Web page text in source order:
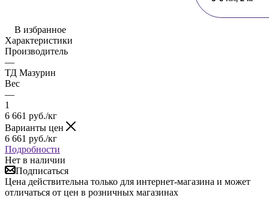
В избранное
Характеристики
Производитель
—
ТД Мазурин
Вес
—
1
6 661 руб./кг
Варианты цен
6 661 руб./кг
Подробности
Нет в наличии
Подписаться
Цена действительна только для интернет-магазина и может
отличаться от цен в розничных магазинах